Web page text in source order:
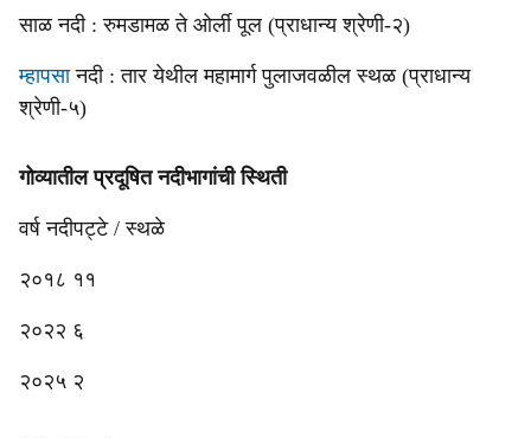
साळ नदी : रुमडामळ ते ओर्ली पूल (प्राधान्य श्रेणी-२)
म्हापसानदी : तार येथील महामार्ग पुलाजवळील स्थळ (प्राधान्य
श्रेणी-५)
गोव्यातील प्रदूषित नदीभागांची स्थिती
वर्ष नदीपट्टे / स्थळे
२०१८ ११
२०२२ ६
२०२५ २